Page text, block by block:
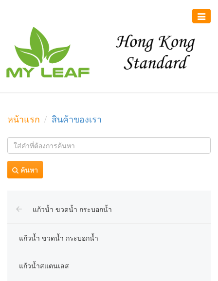
Toggle
หน้าแรก สินค้าของเรา
ค้นหา
แก้วน้ำ ขวดน้ำ กระบอกน้ำ
แก้วน้ำ ขวดน้ำ กระบอกน้ำ
แก้วน้ำสแตนเลส